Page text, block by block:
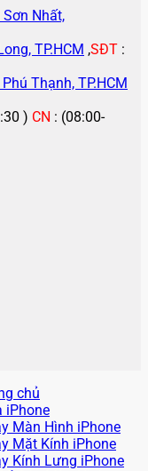
Sơn Nhất,
TP.HCM ,SĐT :
Thạnh, TP.HCM
) CN : (08:00-
chủ
iPhone
Màn Hình iPhone
Mặt Kính iPhone
Kính Lưng iPhone